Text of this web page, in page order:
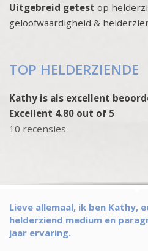
Uitgebreid getest op
geloofwaardigheid &
TOP HELDERZIENDE
Kathy is als excellent
Excellent 4.80 out of 5
10 recensies
Lieve allemaal, ik ben Kathy,
helderziend medium en
jaar ervaring.